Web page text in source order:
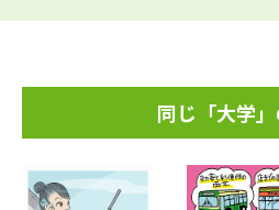
同じ「大学